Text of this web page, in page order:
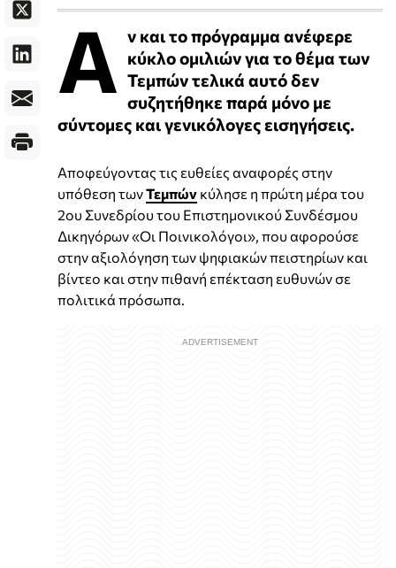
Α ν και το πρόγραμμα ανέφερε
κύκλο ομιλιών για το θέμα των
Τεμπών τελικά αυτό δεν
συζητήθηκε παρά μόνο με
σύντομες και γενικόλογες εισηγήσεις.
Αποφεύγοντας τις ευθείες αναφορές στην
υπόθεση τωνΤεμπών κύλησε η πρώτη μέρα του
2ου Συνεδρίου του Επιστημονικού Συνδέσμου
Δικηγόρων «Οι Ποινικολόγοι», που αφορούσε
στην αξιολόγηση των ψηφιακών πειστηρίων και
βίντεο και στην πιθανή επέκταση ευθυνών σε
πολιτικά πρόσωπα.